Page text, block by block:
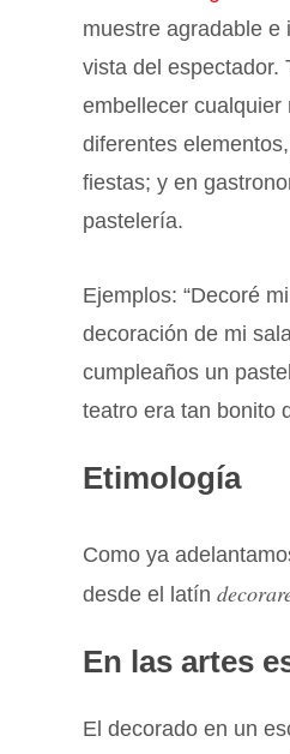
muestre agradable e
vista del espectador.
embellecer cualquier
diferentes
fiestas; y en
pastelería.
Ejemplos: “Decoré
decoración de mi
cumpleaños un
teatro era tan bonito
Etimología
Como ya
desde el latín
En las artes
El decorado en un